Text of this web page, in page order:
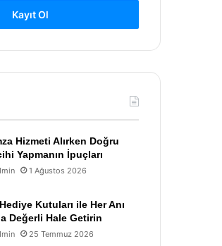
Kayıt Ol
Hizmeti Alırken Doğru
Yapmanın İpuçları
1 Ağustos 2026
Kutuları ile Her Anı
Değerli Hale Getirin
25 Temmuz 2026